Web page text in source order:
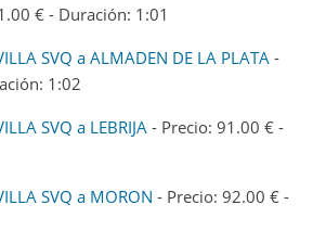
€ - Duración: 1:01
SVQ a ALMADEN DE LA PLATA -
1:02
SVQ a LEBRIJA - Precio: 91.00 € -
SVQ a MORON - Precio: 92.00 € -